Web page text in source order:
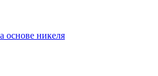
основе никеля